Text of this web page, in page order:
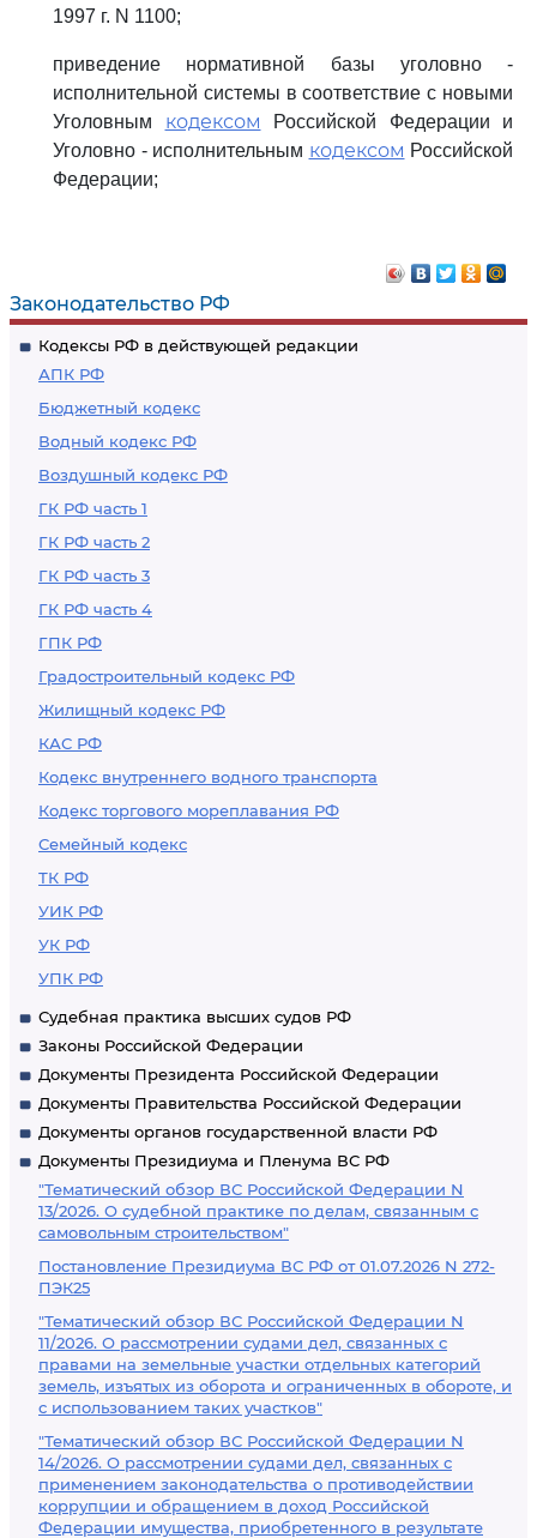
Законодательство РФ
Кодексы РФ в действующей редакции
АПК РФ
Бюджетный кодекс
Водный кодекс РФ
Воздушный кодекс РФ
ГК РФ часть 1
ГК РФ часть 2
ГК РФ часть 3
ГК РФ часть 4
ГПК РФ
Градостроительный кодекс РФ
Жилищный кодекс РФ
КАС РФ
Кодекс внутреннего водного транспорта
Кодекс торгового мореплавания РФ
Семейный кодекс
ТК РФ
УИК РФ
УК РФ
УПК РФ
Судебная практика высших судов РФ
Законы Российской Федерации
Документы Президента Российской Федерации
Документы Правительства Российской Федерации
Документы органов государственной власти РФ
Документы Президиума и Пленума ВС РФ
"Тематический обзор ВС Российской Федерации N
13/2026. О судебной практике по делам, связанным с
самовольным строительством"
Постановление Президиума ВС РФ от 01.07.2026 N 272-
ПЭК25
"Тематический обзор ВС Российской Федерации N
11/2026. О рассмотрении судами дел, связанных с
правами на земельные участки отдельных категорий
земель, изъятых из оборота и ограниченных в обороте, и
с использованием таких участков"
"Тематический обзор ВС Российской Федерации N
14/2026. О рассмотрении судами дел, связанных с
применением законодательства о противодействии
коррупции и обращением в доход Российской
Федерации имущества, приобретенного в результате
1997 г. N 1100;
приведение нормативной базы уголовно -
исполнительной системы в соответствие с новыми
Уголовным кодексом Российской Федерации и
Уголовно - исполнительным кодексом Российской
Федерации;